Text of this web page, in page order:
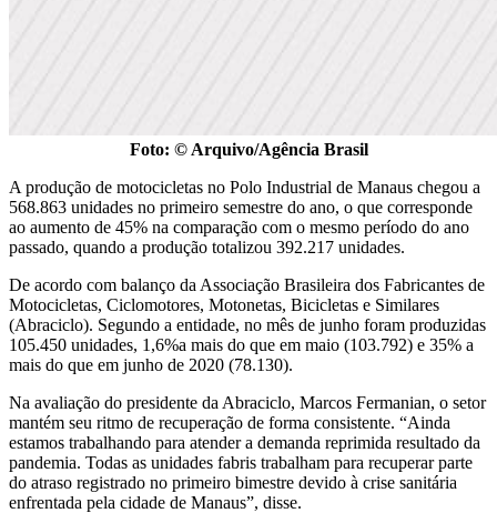
Foto: © Arquivo/Agência Brasil
A produção de motocicletas no Polo Industrial de Manaus chegou a
568.863 unidades no primeiro semestre do ano, o que corresponde
ao aumento de 45% na comparação com o mesmo período do ano
passado, quando a produção totalizou 392.217 unidades.
De acordo com balanço da Associação Brasileira dos Fabricantes de
Motocicletas, Ciclomotores, Motonetas, Bicicletas e Similares
(Abraciclo). Segundo a entidade, no mês de junho foram produzidas
105.450 unidades, 1,6%a mais do que em maio (103.792) e 35% a
mais do que em junho de 2020 (78.130).
Na avaliação do presidente da Abraciclo, Marcos Fermanian, o setor
mantém seu ritmo de recuperação de forma consistente. “Ainda
estamos trabalhando para atender a demanda reprimida resultado da
pandemia. Todas as unidades fabris trabalham para recuperar parte
do atraso registrado no primeiro bimestre devido à crise sanitária
enfrentada pela cidade de Manaus”, disse.